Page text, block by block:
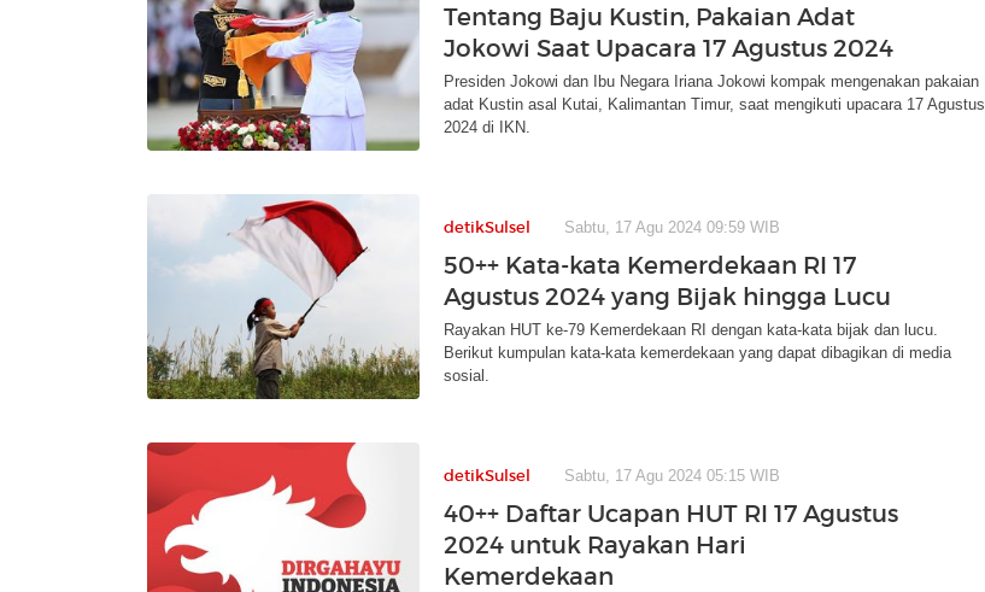
Tentang Baju Kustin, Pakaian Adat
Jokowi Saat Upacara 17 Agustus 2024
Presiden Jokowi dan Ibu Negara Iriana Jokowi kompak mengenakan pakaian
adat Kustin asal Kutai, Kalimantan Timur, saat mengikuti upacara 17 Agustus
2024 di IKN.
detikSulsel Sabtu, 17 Agu 2024 09:59 WIB
50++ Kata-kata Kemerdekaan RI 17
Agustus 2024 yang Bijak hingga Lucu
Rayakan HUT ke-79 Kemerdekaan RI dengan kata-kata bijak dan lucu.
Berikut kumpulan kata-kata kemerdekaan yang dapat dibagikan di media
sosial.
detikSulsel Sabtu, 17 Agu 2024 05:15 WIB
40++ Daftar Ucapan HUT RI 17 Agustus
2024 untuk Rayakan Hari
Kemerdekaan